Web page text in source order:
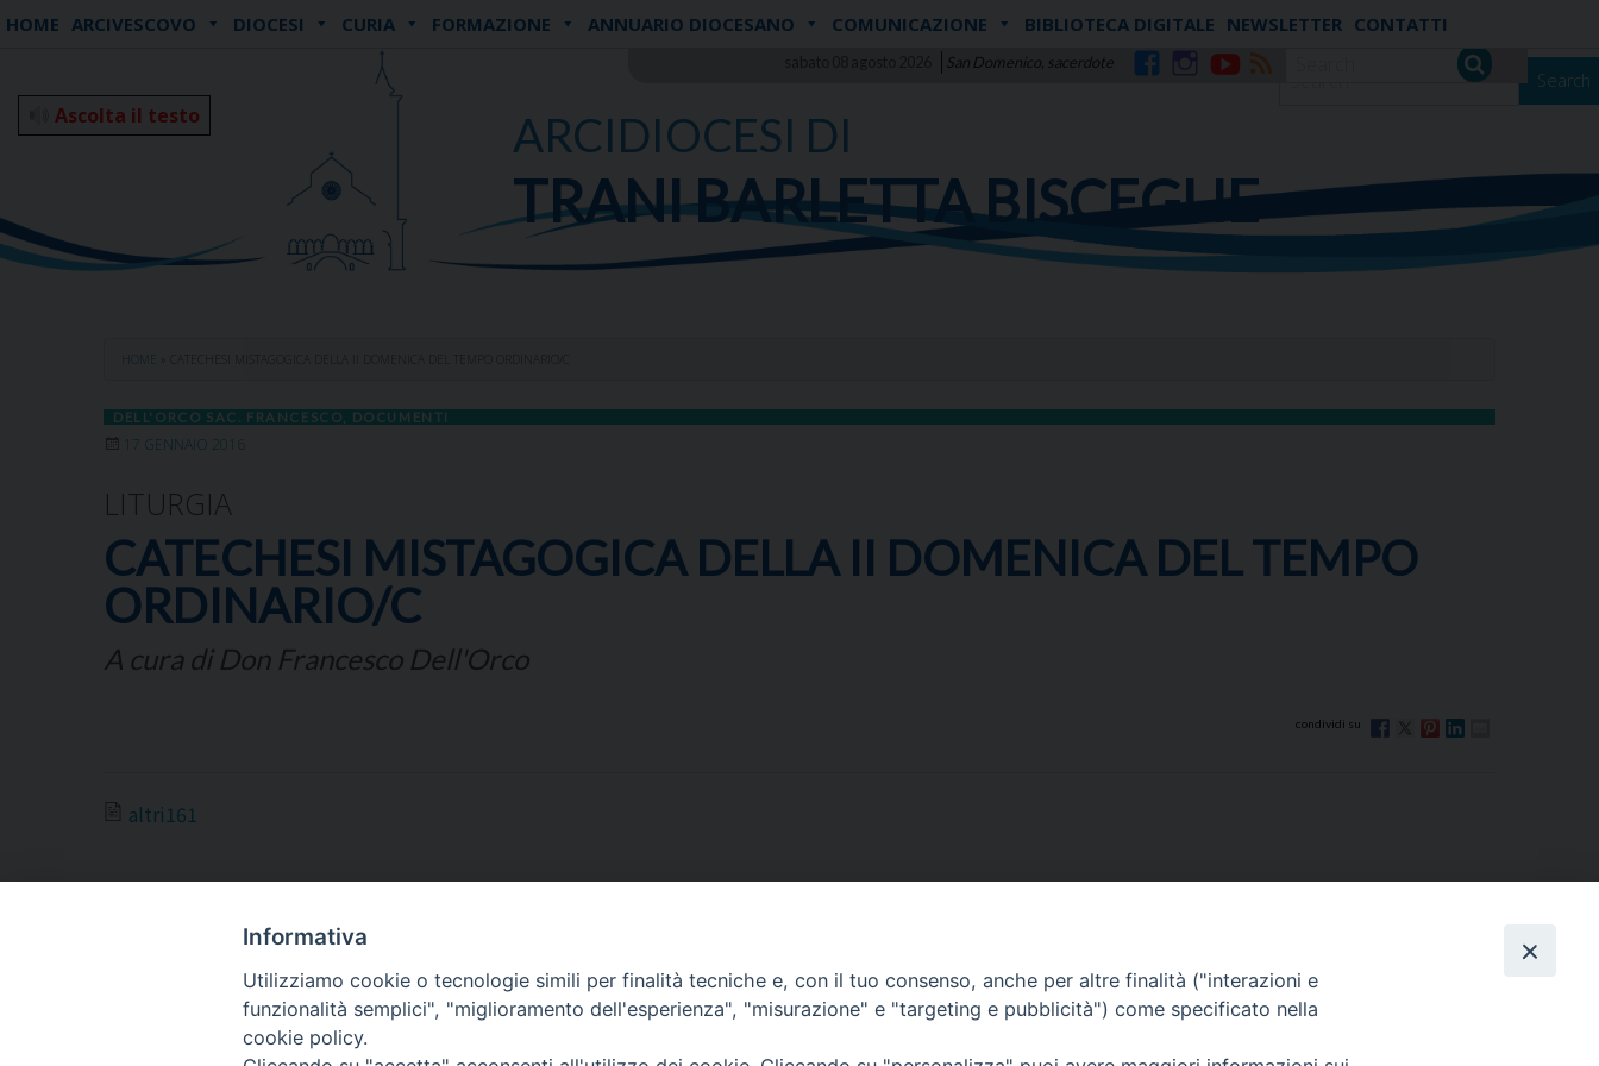
Skip
San Domenico, sacerdote
HOME ARCIVESCOVO DIOCESI CURIA FORMAZIONE ANNUARIO DIOCESANO COMUNICAZIONE BIBLIOTECA DIGITALE NEWSLETTER CONTATTI
Search
ARCIDIOCESI DI
TRANI BARLETTA BISCEGLIE
Ascolta il testo
HOME
DELL'ORCO SAC. FRANCESCO DOCUMENTI
17 GENNAIO 2016
LITURGIA
CATECHESI MISTAGOGICA DELLA II DOMENICA DEL TEMPO
ORDINARIO/C
A cura di Don Francesco Dell'Orco
altri161
Corato, Margherita di Savoia,
Via Beltrani, 9
Informativa
Utilizziamo cookie o tecnologie simili per finalità tecniche e, con il tuo consenso, anche per altre finalità ("interazioni e
funzionalità semplici", "miglioramento dell'esperienza", "misurazione" e "targeting e pubblicità") come specificato nella
cookie policy.